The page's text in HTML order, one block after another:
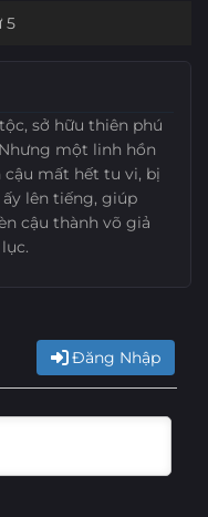
5
sở hữu thiên phú
một linh hồn
mất hết tu vi, bị
lên tiếng, giúp
cậu thành võ giả
Đăng Nhập